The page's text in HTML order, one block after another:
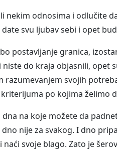
nekim odnosima i odlučite
svu ljubav sebi i opet
postavljanje granica,
do kraja objasnili, opet
razumevanjem svojih
po kojima želimo
na koje možete da
nije za svakog. I dno
svoje blago. Zato je